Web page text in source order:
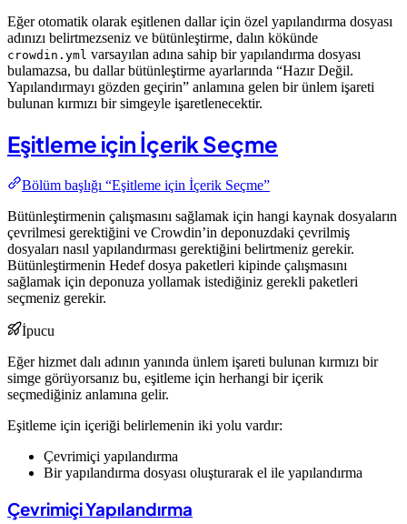
Eğer otomatik olarak eşitlenen dallar için özel yapılandırma dosyası
adınızı belirtmezseniz ve bütünleştirme, dalın kökünde
crowdin.yml varsayılan adına sahip bir yapılandırma dosyası
bulamazsa, bu dallar bütünleştirme ayarlarında “Hazır Değil.
Yapılandırmayı gözden geçirin” anlamına gelen bir ünlem işareti
bulunan kırmızı bir simgeyle işaretlenecektir.
Eşitleme için İçerik Seçme
Bölüm başlığı “Eşitleme için İçerik Seçme”
Bütünleştirmenin çalışmasını sağlamak için hangi kaynak dosyaların
çevrilmesi gerektiğini ve Crowdin’in deponuzdaki çevrilmiş
dosyaları nasıl yapılandırması gerektiğini belirtmeniz gerekir.
Bütünleştirmenin Hedef dosya paketleri kipinde çalışmasını
sağlamak için deponuza yollamak istediğiniz gerekli paketleri
seçmeniz gerekir.
İpucu
Eğer hizmet dalı adının yanında ünlem işareti bulunan kırmızı bir
simge görüyorsanız bu, eşitleme için herhangi bir içerik
seçmediğiniz anlamına gelir.
Eşitleme için içeriği belirlemenin iki yolu vardır:
Çevrimiçi yapılandırma
Bir yapılandırma dosyası oluşturarak el ile yapılandırma
Çevrimiçi Yapılandırma